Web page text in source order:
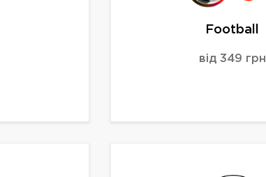
Football
від 349 грн